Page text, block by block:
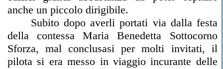
anche un piccolo dirigibile.
Subito dopo averli portati via dalla festa
della contessa Maria Benedetta Sottocorno
Sforza, mal conclusasi per molti invitati, il
pilota si era messo in viaggio incurante delle